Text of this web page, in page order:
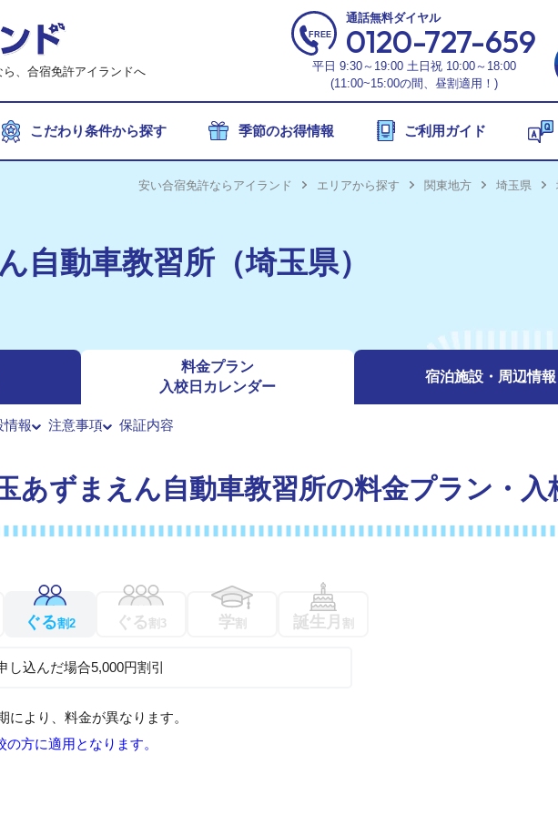
、合宿免許アイランドへ
通話無料ダイヤル
0120-727-659
平日 9:30～19:00 土日祝 10:00～18:00
(11:00~15:00の間、昼割適用！)
こだわり条件から探す 季節のお得情報
オフシーズンの合宿免許
2026年6月おすすめの合宿免許【最安15万円~】
夏休みシーズンの合宿免許
【2026年】夏休みの合宿免許の空き状況！
【2026年】夏休みの格安合宿免許キャンペーン
2026年8月の合宿免許プラン【最安25万円〜】
大型・準中型・二種免許の格安プラン合宿免許特集
バイク免許の格安プラン合宿免許特集
ご利用ガイド
安い合宿免許ならアイランド エリアから探す 関東地方 埼玉県
自動車教習所（埼玉県）
料金プラン
入校日 カレンダー
宿泊施設・ 周辺情報
情報 注意事項 保証内容
あずまえん自動車教習所の料金プラン・入
ぐる割2 ぐる 割3 学割 誕生月 割
し込んだ場合5,000円割引
により、料金が異なります。
方に適用となります。